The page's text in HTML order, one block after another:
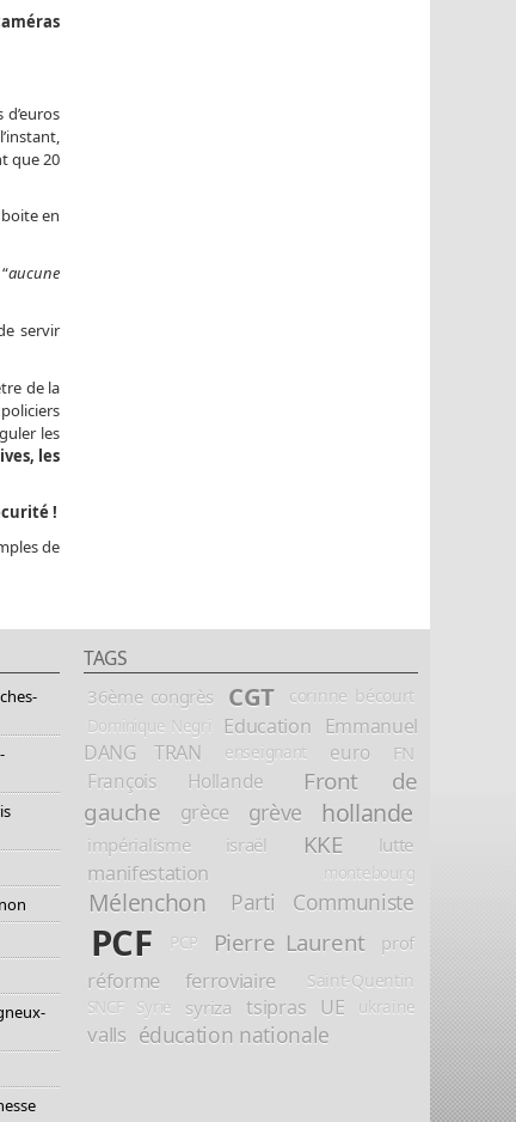
que 20
en
aucune
servir
de la
les
les
!
de
TAGS
36ème congrès CGT corinne bécourt
Dominique Negri Education
Emmanuel
DANG TRAN
enseignant euro FN
François Hollande
Front de
gauche
grèce grève hollande
impérialisme israël KKE lutte
manifestation montebourg
Mélenchon Parti Communiste
PCF PCP Pierre Laurent prof
réforme ferroviaire Saint-Quentin
SNCF Syrie syriza tsipras UE ukraine
valls éducation nationale